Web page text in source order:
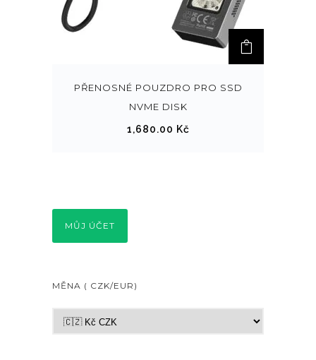
PŘENOSNÉ POUZDRO PRO SSD
NVME DISK
1,680.00 Kč
MŮJ ÚČET
MĚNA ( CZK/EUR)